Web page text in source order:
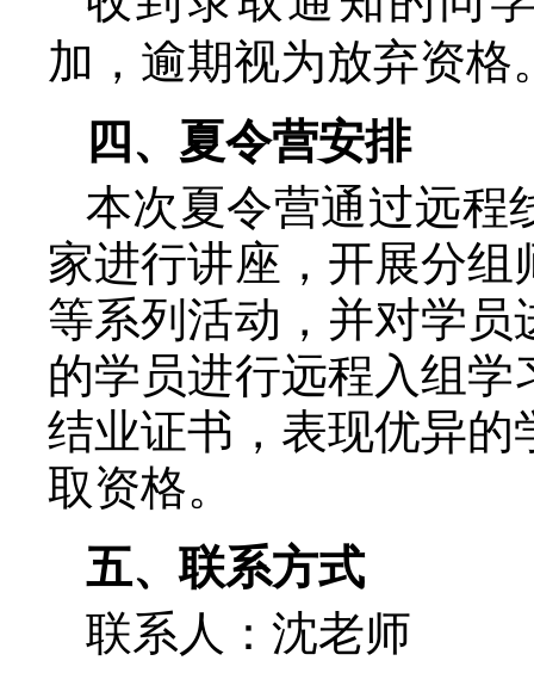
收到录取通知的同
加，逾期视为放弃资格
四、夏令营安排
本次夏令营通过远程
家进行讲座，开展分
等系列活动，并对学
的学员进行远程入组
结业证书，表现优异
取资格。
五、联系方式
联系人：沈老师